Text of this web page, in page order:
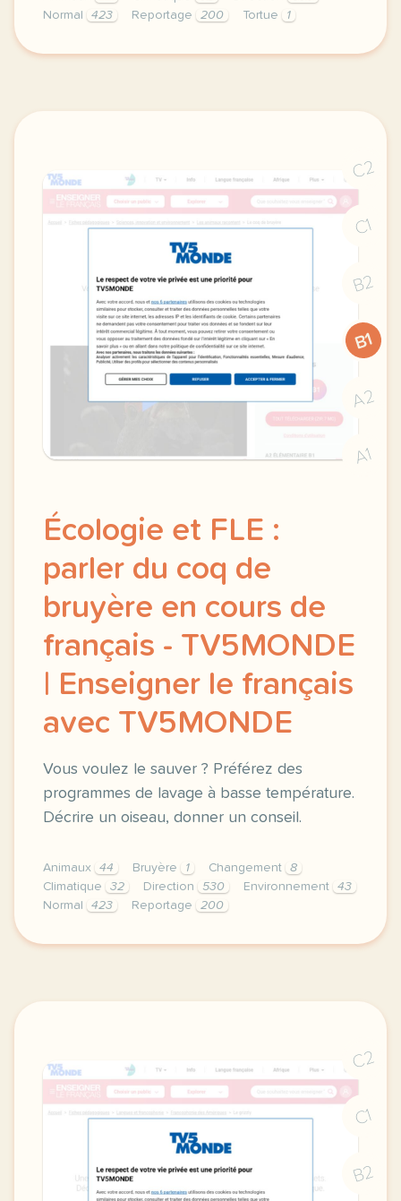
Normal
423 Reportage 200 Tortue 1
didomi host didomi components button cursor
C2
C1
B2
B1
A2
A1
Écologie et FLE :
parler du coq de
bruyère en cours de
français - TV5MONDE
| Enseigner le français
avec TV5MONDE
Vous voulez le sauver ? Préférez des
programmes de lavage à basse température.
Décrire un oiseau, donner un conseil.
Animaux 44 Bruyère 1 Changement
8
Climatique
32 Direction 530 Environnement
43
Normal
423 Reportage 200
didomi host didomi components button cursor
C2
C1
B2